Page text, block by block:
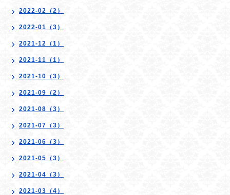
2022-02（2）
2022-01（3）
2021-12（1）
2021-11（1）
2021-10（3）
2021-09（2）
2021-08（3）
2021-07（3）
2021-06（3）
2021-05（3）
2021-04（3）
2021-03（4）